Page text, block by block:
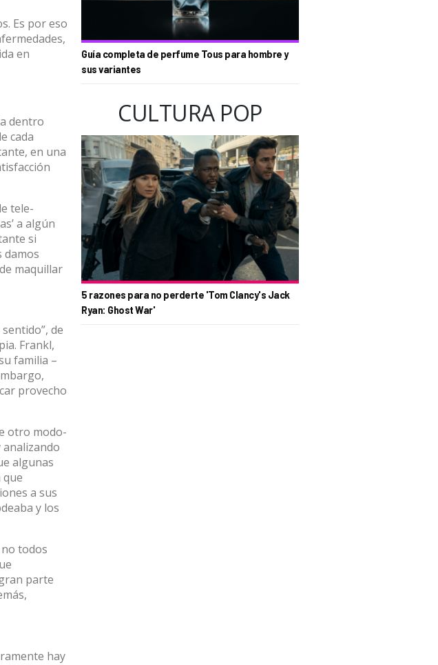
Es por eso
en
dentro
cada
en una
tele-
a algún
si
damos
maquillar
de
Frankl,
familia –
provecho
otro modo-
algunas
a sus
y los
todos
parte
hay
Guía completa de perfume Tous para hombre y
sus variantes
CULTURA POP
5 razones para no perderte 'Tom Clancy's Jack
Ryan: Ghost War'